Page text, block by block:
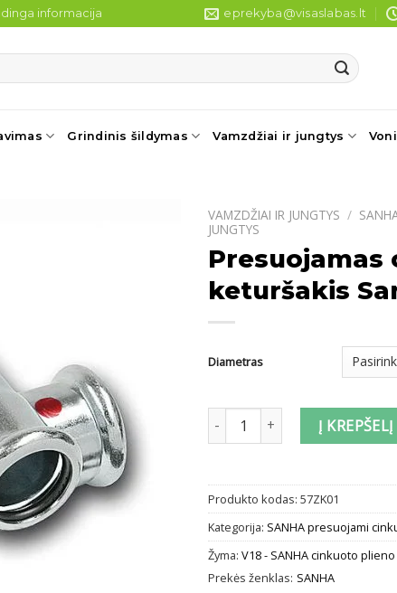
informacija eprekyba@visaslabas.lt
Grindinis šildymas Vamzdžiai ir jungtys
VAMZDŽIAI IR JUNGTYS /
JUNGTYS
keturšakis
Diametras
produkto kiekis: Presuojamas
Į KREPŠELĮ
Produkto kodas: 57ZK01
Kategorija: SANHA presuojami
Žyma: V18 - SANHA cinkuoto
Prekės ženklas: SANHA